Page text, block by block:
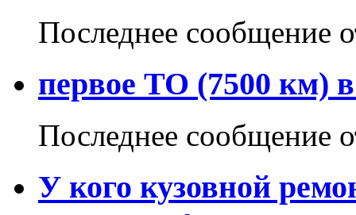
Последнее сообщение
первое ТО (7500 км)
Последнее сообщение
У кого кузовной